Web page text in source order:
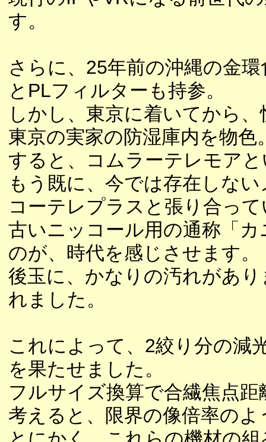
す。
さらに、25年前の沖縄の金
とPLフィルターも持参。
しかし、東京に着いてから
東京の実家の防湿庫内を物色
すると、コムラーテレモア
もう既に、今では存在しな
コーテレプラスと張り合っ
古いニッコール用の通称「
のが、時代を感じさせます。
後玉に、かなりの汚れがあ
れました。
これによって、2絞り分の減
を果たせました。
フルサイズ換算で合繊焦点
考えると、限界の像倍率の